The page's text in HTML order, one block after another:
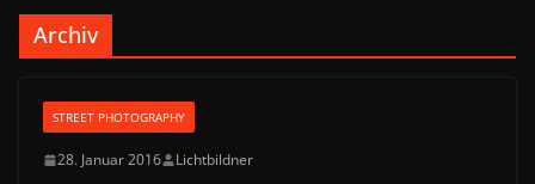
Archiv
STREET PHOTOGRAPHY
28. Januar 2016 Lichtbildner